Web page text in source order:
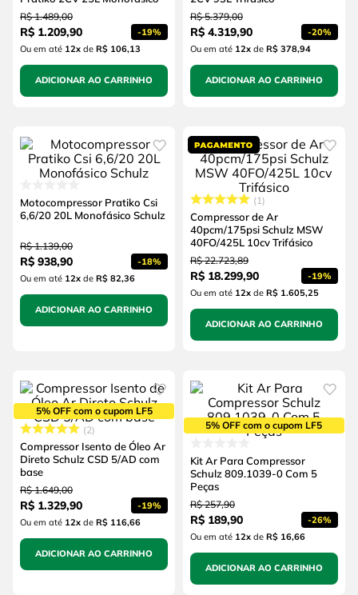
R$ 1.489,00
R$ 1.209,90 -19%
Ou em até 12xde R$ 106,13
ADICIONAR AO CARRINHO
R$ 5.379,00
R$ 4.319,90 -20%
Ou em até 12xde R$ 378,94
ADICIONAR AO CARRINHO
Motocompressor Pratiko Csi
6,6/20 20L Monofásico Schulz
R$ 1.139,00
R$ 938,90 -18%
Ou em até 12xde R$ 82,36
ADICIONAR AO CARRINHO
1
Compressor de Ar
40pcm/175psi Schulz MSW
40FO/425L 10cv Trifásico
R$ 22.723,89
R$ 18.299,90 -19%
Ou em até 12xde R$ 1.605,25
ADICIONAR AO CARRINHO
5% OFF com o cupom LF5
2
Compressor Isento de Óleo Ar
Direto Schulz CSD 5/AD com
base
R$ 1.649,00
R$ 1.329,90 -19%
Ou em até 12xde R$ 116,66
ADICIONAR AO CARRINHO
5% OFF com o cupom LF5
Kit Ar Para Compressor
Schulz 809.1039-0 Com 5
Peças
R$ 257,90
R$ 189,90 -26%
Ou em até 12xde R$ 16,66
ADICIONAR AO CARRINHO